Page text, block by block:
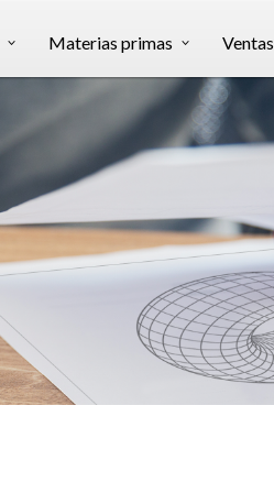
Materias primas Ventas